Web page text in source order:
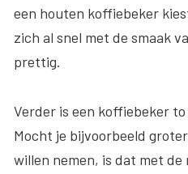
een houten koffiebeker
zich al snel met de smaak
prettig.
Verder is een koffiebeker
Mocht je bijvoorbeeld
willen nemen, is dat met